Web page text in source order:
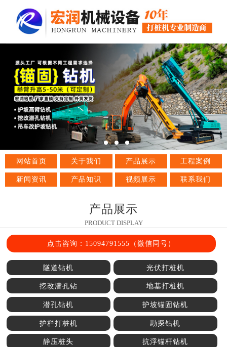
网站首页 关于我们 产品展示 工程案例
新闻资讯 产品知识 视频展示 联系我们
产品展示
PRODUCT DISPLAY
点击咨询：15094791555（微信同号）
隧道钻机 光伏打桩机
挖改潜孔钻 地基打桩机
潜孔钻机 护坡锚固钻机
护栏打桩机 勘探钻机
静压桩头 抗浮锚杆钻机